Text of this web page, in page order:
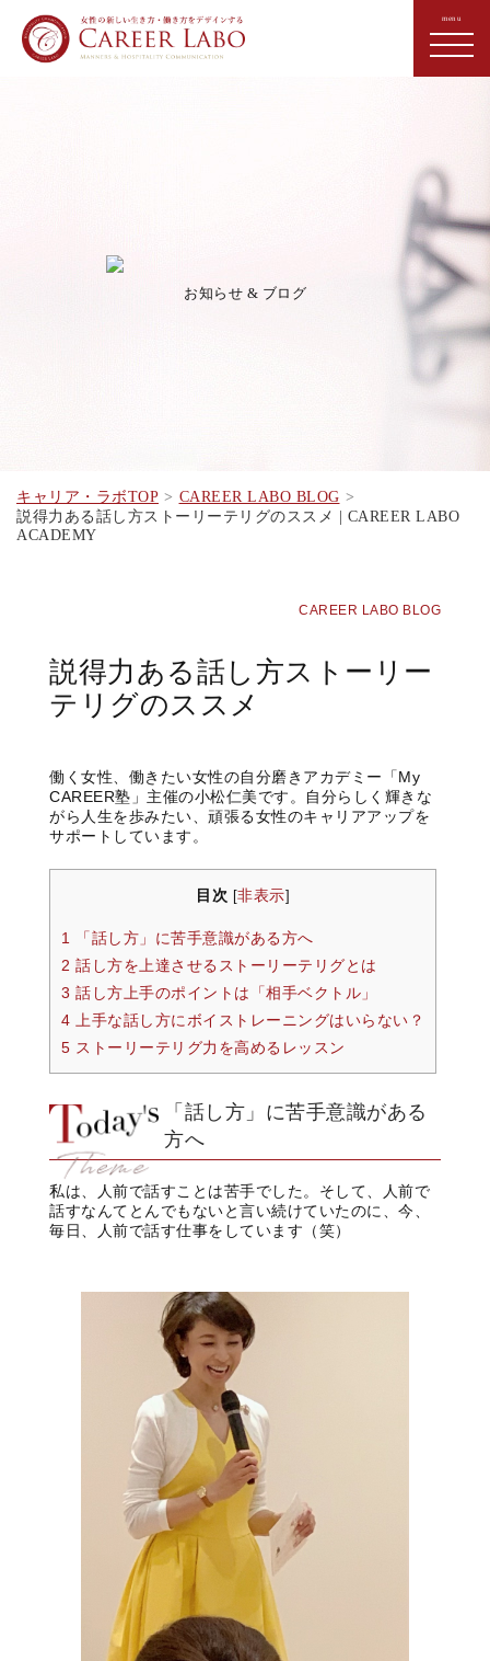
お知らせ & ブログ
キャリア・ラボTOP
CAREER LABO BLOG
説得力ある話し方ストーリーテリグのススメ | CAREER LABO
ACADEMY
CAREER LABO BLOG
説得力ある話し方ストーリー
テリグのススメ
働く女性、働きたい女性の自分磨きアカデミー「My
CAREER塾」主催の小松仁美です。自分らしく輝きな
がら人生を歩みたい、頑張る女性のキャリアアップを
サポートしています。
目次 非表示
1 「話し方」に苦手意識がある方へ
2 話し方を上達させるストーリーテリグとは
3 話し方上手のポイントは「相手ベクトル」
4 上手な話し方にボイストレーニングはいらない？
5 ストーリーテリグ力を高めるレッスン
「話し方」に苦手意識がある
方へ
私は、人前で話すことは苦手でした。そして、人前で
話すなんてとんでもないと言い続けていたのに、今、
毎日、人前で話す仕事をしています（笑）